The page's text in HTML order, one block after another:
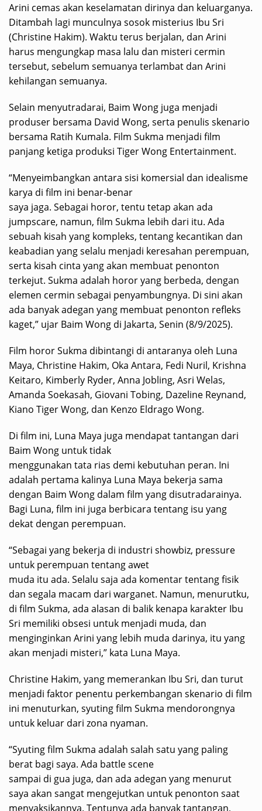
Arini cemas akan keselamatan dirinya dan keluarganya.
Ditambah lagi munculnya sosok misterius Ibu Sri
(Christine Hakim). Waktu terus berjalan, dan Arini
harus mengungkap masa lalu dan misteri cermin
tersebut, sebelum semuanya terlambat dan Arini
kehilangan semuanya.
Selain menyutradarai, Baim Wong juga menjadi
produser bersama David Wong, serta penulis skenario
bersama Ratih Kumala. Film Sukma menjadi film
panjang ketiga produksi Tiger Wong Entertainment.
“Menyeimbangkan antara sisi komersial dan idealisme
karya di film ini benar-benar
saya jaga. Sebagai horor, tentu tetap akan ada
jumpscare, namun, film Sukma lebih dari itu. Ada
sebuah kisah yang kompleks, tentang kecantikan dan
keabadian yang selalu menjadi keresahan perempuan,
serta kisah cinta yang akan membuat penonton
terkejut. Sukma adalah horor yang berbeda, dengan
elemen cermin sebagai penyambungnya. Di sini akan
ada banyak adegan yang membuat penonton refleks
kaget,” ujar Baim Wong di Jakarta, Senin (8/9/2025).
Film horor Sukma dibintangi di antaranya oleh Luna
Maya, Christine Hakim, Oka Antara, Fedi Nuril, Krishna
Keitaro, Kimberly Ryder, Anna Jobling, Asri Welas,
Amanda Soekasah, Giovani Tobing, Dazeline Reynand,
Kiano Tiger Wong, dan Kenzo Eldrago Wong.
Di film ini, Luna Maya juga mendapat tantangan dari
Baim Wong untuk tidak
menggunakan tata rias demi kebutuhan peran. Ini
adalah pertama kalinya Luna Maya bekerja sama
dengan Baim Wong dalam film yang disutradarainya.
Bagi Luna, film ini juga berbicara tentang isu yang
dekat dengan perempuan.
“Sebagai yang bekerja di industri showbiz, pressure
untuk perempuan tentang awet
muda itu ada. Selalu saja ada komentar tentang fisik
dan segala macam dari warganet. Namun, menurutku,
di film Sukma, ada alasan di balik kenapa karakter Ibu
Sri memiliki obsesi untuk menjadi muda, dan
menginginkan Arini yang lebih muda darinya, itu yang
akan menjadi misteri,” kata Luna Maya.
Christine Hakim, yang memerankan Ibu Sri, dan turut
menjadi faktor penentu perkembangan skenario di film
ini menuturkan, syuting film Sukma mendorongnya
untuk keluar dari zona nyaman.
“Syuting film Sukma adalah salah satu yang paling
berat bagi saya. Ada battle scene
sampai di gua juga, dan ada adegan yang menurut
saya akan sangat mengejutkan untuk penonton saat
menyaksikannya. Tentunya ada banyak tantangan,